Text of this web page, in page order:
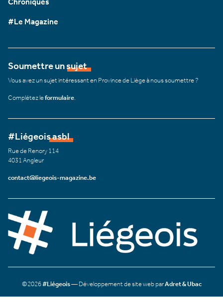
#Le Magazine
Soumettre un sujet
Vous avez un sujet intéressant en Province de Liège à nous soumettre ?
Complétez leformulaire
#Liégeois asbl
Rue de Renory 114
4031 Angleur
contact@liegeois-magazine.be
©2026#Liégeois— Développement de site web parAdret & Ubac